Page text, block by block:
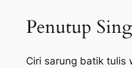
Penutup
Ciri sarung batik tulis